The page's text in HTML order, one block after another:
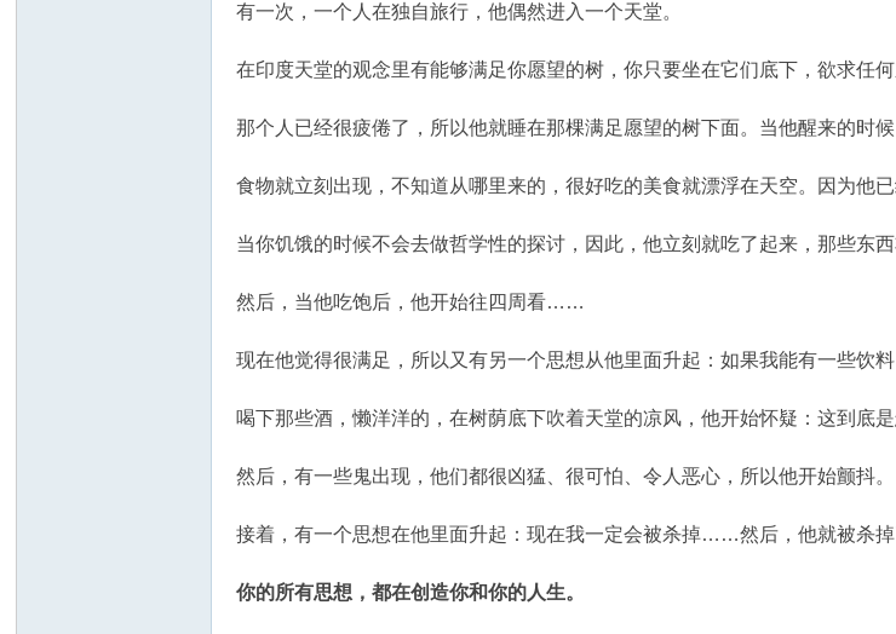
有一次，一个人在独自旅行，他偶然进入一个天堂。
在印度天堂的观念里有能够满足你愿望的树，你只要坐在它们底下，欲求任
那个人已经很疲倦了，所以他就睡在那棵满足愿望的树下面。当他醒来的时
食物就立刻出现，不知道从哪里来的，很好吃的美食就漂浮在天空。因为他
当你饥饿的时候不会去做哲学性的探讨，因此，他立刻就吃了起来，那些东西
然后，当他吃饱后，他开始往四周看……
现在他觉得很满足，所以又有另一个思想从他里面升起：如果我能有一些饮
喝下那些酒，懒洋洋的，在树荫底下吹着天堂的凉风，他开始怀疑：这到底
然后，有一些鬼出现，他们都很凶猛、很可怕、令人恶心，所以他开始颤抖。
接着，有一个思想在他里面升起：现在我一定会被杀掉……然后，他就被杀掉
你的所有思想，都在创造你和你的人生。